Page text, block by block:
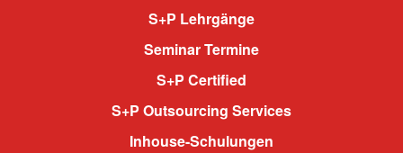
S+P Lehrgänge
Seminar Termine
S+P Certified
S+P Outsourcing Services
Inhouse-Schulungen